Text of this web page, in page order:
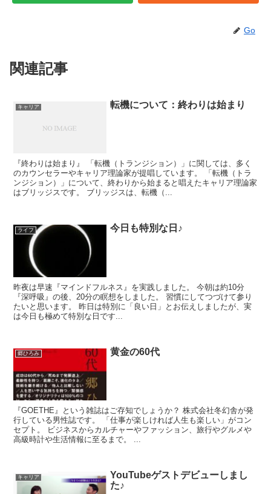
Go
関連記事
キャリア 転機について：終わりは始まり
『終わりは始まり』 「転機（トランジション）」に関しては、多く
のカウンセラーやキャリア理論家が提唱しています。 「転機（トラ
ンジション）」について、終わりから始まると唱えたキャリア理論家
はブリッジスです。 ブリッジスは、転機（...
ライフ 今日も特別な日♪
昨夜は早速『マインドフルネス』を実践しました。 今朝は約10分
『深呼吸』の後、20分の瞑想をしました。 習慣にしてつづけて参り
たいと思います。 昨日は特別に「良い日」とお伝えしましたが、実
は今日も極めて特別な日です...
郷ひろみ 黄金の60代
『GOETHE』という雑誌はご存知でしょうか？ 株式会社冬幻舎が発
行している男性誌です。 「仕事が楽しければ人生も楽しい」がコン
セプト。 ビジネスからカルチャーやファッション、旅行やグルメや
高級時計や生活情報に至るまで。 ...
キャリア
YouTubeゲストデビューしまし
た♪